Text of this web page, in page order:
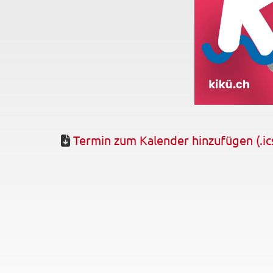
Termin zum Kalender hinzufügen